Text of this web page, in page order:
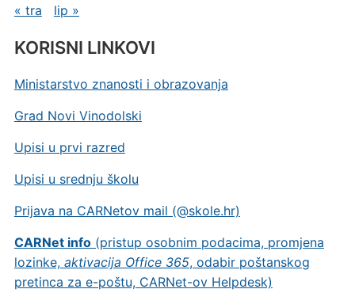
« tra lip »
KORISNI LINKOVI
Ministarstvo znanosti i obrazovanja
Grad Novi Vinodolski
Upisi u prvi razred
Upisi u srednju školu
Prijava na CARNetov mail (@skole.hr)
CARNet info (pristup osobnim podacima, promjena
lozinke, aktivacija Office 365, odabir poštanskog
pretinca za e-poštu, CARNet-ov Helpdesk)